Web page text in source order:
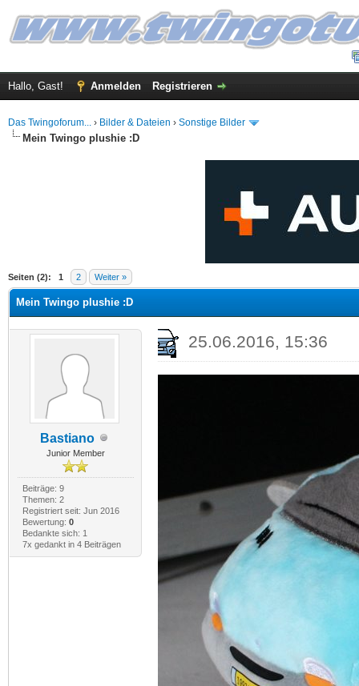
Hallo, Gast! Anmelden Registrieren
Das Twingoforum... › Bilder & Dateien › Sonstige Bilder
Mein Twingo plushie :D
Seiten (2): 1 2 Weiter »
Durchschnitt
Mein Twingo plushie :D
Bastiano
Junior Member
Beiträge: 9
Themen: 2
Registriert seit: Jun 2016
Bewertung: 0
Bedankte sich: 1
7x gedankt in 4 Beiträgen
25.06.2016, 15:36